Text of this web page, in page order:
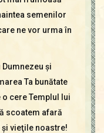
semenilor
ne vor urma în
şi
Ta bunătate
cere Templul lui
scoatem afară
vieţile noastre!